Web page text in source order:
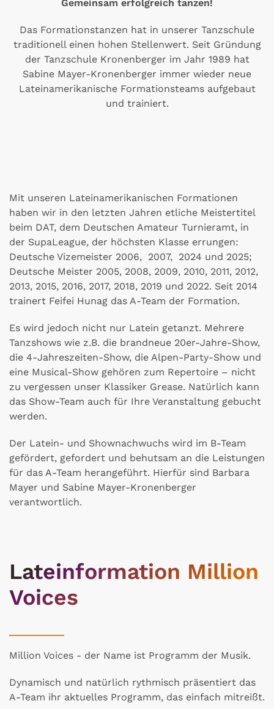
Gemeinsam erfolgreich tanzen!
Das Formationstanzen hat in unserer Tanzschule
traditionell einen hohen Stellenwert. Seit Gründung
der Tanzschule Kronenberger im Jahr 1989 hat
Sabine Mayer-Kronenberger immer wieder neue
Lateinamerikanische Formationsteams aufgebaut
und trainiert.
Mit unseren Lateinamerikanischen Formationen
haben wir in den letzten Jahren etliche Meistertitel
beim DAT, dem Deutschen Amateur Turnieramt, in
der SupaLeague, der höchsten Klasse errungen:
Deutsche Vizemeister 2006, 2007, 2024 und 2025;
Deutsche Meister 2005, 2008, 2009, 2010, 2011, 2012,
2013, 2015, 2016, 2017, 2018, 2019 und 2022. Seit 2014
trainert Feifei Hunag das A-Team der Formation.
Es wird jedoch nicht nur Latein getanzt. Mehrere
Tanzshows wie z.B. die brandneue 20er-Jahre-Show,
die 4-Jahreszeiten-Show, die Alpen-Party-Show und
eine Musical-Show gehören zum Repertoire – nicht
zu vergessen unser Klassiker Grease. Natürlich kann
das Show-Team auch für Ihre Veranstaltung gebucht
werden.
Der Latein- und Shownachwuchs wird im B-Team
gefördert, gefordert und behutsam an die Leistungen
für das A-Team herangeführt. Hierfür sind Barbara
Mayer und Sabine Mayer-Kronenberger
verantwortlich.
Lateinformation Million
Voices
Million Voices - der Name ist Programm der Musik.
Dynamisch und natürlich rythmisch präsentiert das
A-Team ihr aktuelles Programm, das einfach mitreißt.